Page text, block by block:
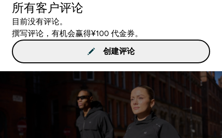
所有客户评论
目前没有评论。
撰写评论，有机会赢得¥100 代金券。
创建评论